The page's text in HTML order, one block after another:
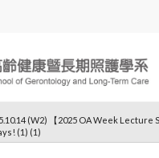
(W2) 【2025 OA Week
(1) (1)